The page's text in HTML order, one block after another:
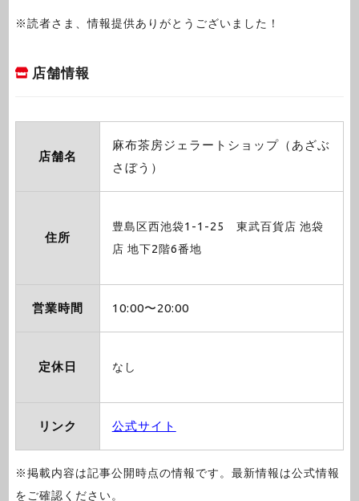
※読者さま、情報提供ありがとうございました！
店舗情報
店舗名
麻布茶房ジェラートショップ（あざぶ
さぼう）
住所
豊島区西池袋1-1-25 東武百貨店 池袋
店 地下2階6番地
営業時間 10:00〜20:00
定休日 なし
リンク 公式サイト
※掲載内容は記事公開時点の情報です。最新情報は公式情報
をご確認ください。